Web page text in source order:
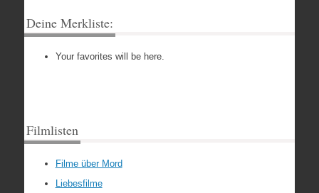
Deine Merkliste:
Your favorites will be here.
Filmlisten
Filme über Mord
Liebesfilme